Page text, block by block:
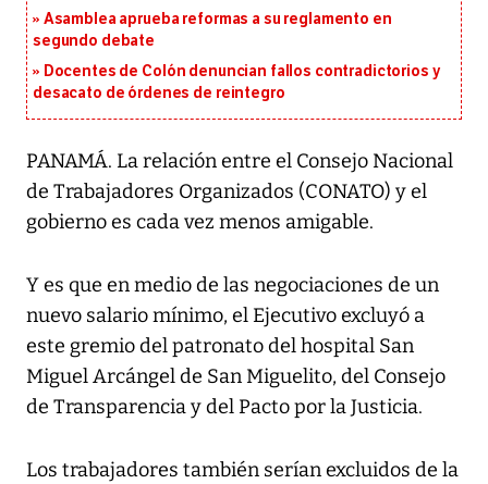
Asamblea aprueba reformas a su reglamento en
segundo debate
Docentes de Colón denuncian fallos contradictorios y
desacato de órdenes de reintegro
PANAMÁ. La relación entre el Consejo Nacional
de Trabajadores Organizados (CONATO) y el
gobierno es cada vez menos amigable.
Y es que en medio de las negociaciones de un
nuevo salario mínimo, el Ejecutivo excluyó a
este gremio del patronato del hospital San
Miguel Arcángel de San Miguelito, del Consejo
de Transparencia y del Pacto por la Justicia.
Los trabajadores también serían excluidos de la